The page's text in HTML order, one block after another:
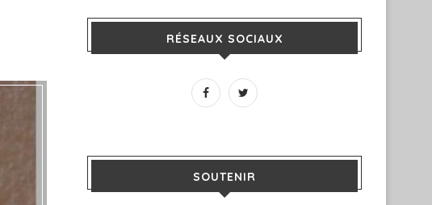
RÉSEAUX SOCIAUX
SOUTENIR